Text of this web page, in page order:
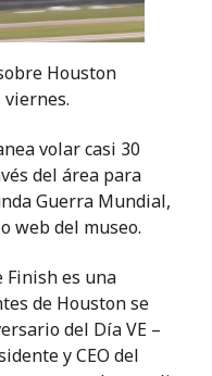
Houston
volar casi 30
del área para
Guerra Mundial,
web del museo.
Finish es una
de Houston se
del Día VE –
y CEO del